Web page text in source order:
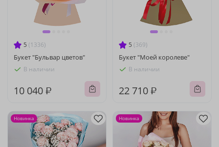
5 (1336)
Букет "Бульвар цветов"
В наличии
10 040 ₽
5 (369)
Букет "Моей королеве"
В наличии
22 710 ₽
Новинка Новинка